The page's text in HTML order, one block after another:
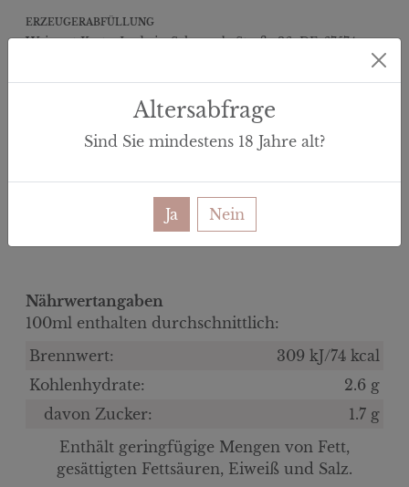
Altersabfrage
Sind Sie mindestens 18 Jahre alt?
Ja Nein
ERZEUGERABFÜLLUNG
Weingut Kratz, Ludwig-Schwamb-Straße 36, DE-67574,
E-Label
6.50 €
6.50 € /l
Menge:
Nährwertangaben
100ml enthalten durchschnittlich:
Brennwert:
309 kJ/74 kcal
Kohlenhydrate:
2.6 g
davon Zucker:
1.7 g
Enthält geringfügige Mengen von Fett,
gesättigten Fettsäuren, Eiweiß und Salz.